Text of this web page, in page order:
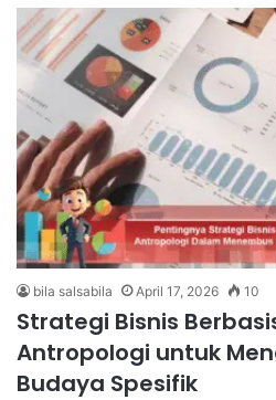
bila salsabila April 17, 2026 10
Strategi Bisnis
Antropologi untuk
Budaya Spesifik